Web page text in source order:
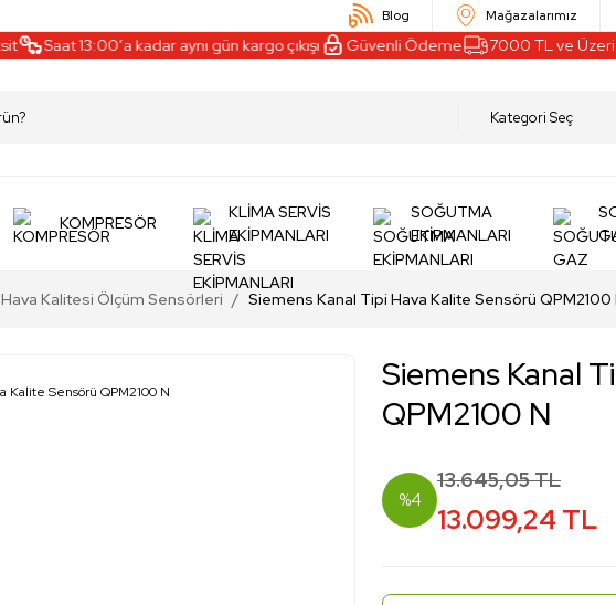
Blog Mağazalarımız
Saat 13:00’a kadar aynı gün kargo çıkışı Güvenli Ödeme 7000 TL ve Üzeri
KOMPRESÖR
KLİMA SERVİS
EKİPMANLARI
SOĞUTMA
EKİPMANLARI
Hava Kalitesi Ölçüm Sensörleri Siemens Kanal Tipi Hava Kalite Sensörü QPM2100
Siemens Kanal
QPM2100 N
%4
13.645,05 TL
13.099,24 TL